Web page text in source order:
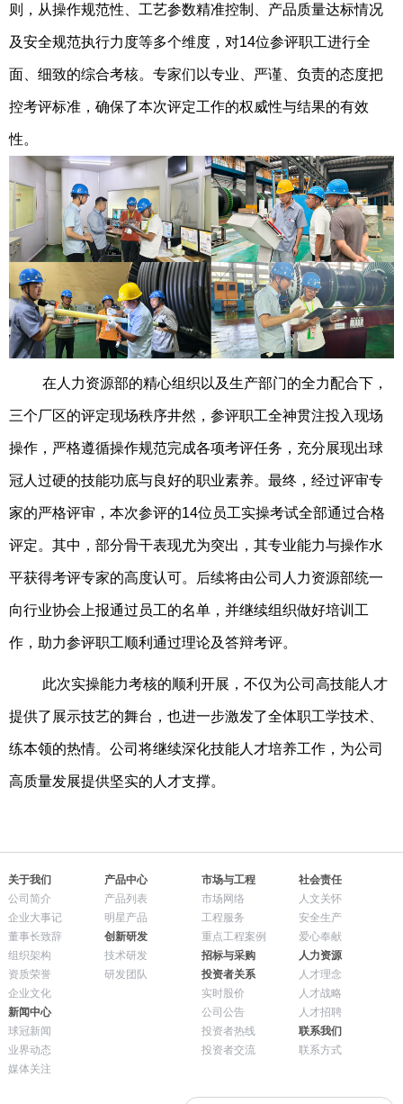
则，从操作规范性、工艺参数精准控制、产品质量达标情况
及安全规范执行力度等多个维度，对14位参评职工进行全
面、细致的综合考核。专家们以专业、严谨、负责的态度把
控考评标准，确保了本次评定工作的权威性与结果的有效
性。
在人力资源部的精心组织以及生产部门的全力配合下，
三个厂区的评定现场秩序井然，参评职工全神贯注投入现场
操作，严格遵循操作规范完成各项考评任务，充分展现出球
冠人过硬的技能功底与良好的职业素养。最终，经过评审专
家的严格评审，本次参评的14位员工实操考试全部通过合格
评定。其中，部分骨干表现尤为突出，其专业能力与操作水
平获得考评专家的高度认可。后续将由公司人力资源部统一
向行业协会上报通过员工的名单，并继续组织做好培训工
作，助力参评职工顺利通过理论及答辩考评。
此次实操能力考核的顺利开展，不仅为公司高技能人才
提供了展示技艺的舞台，也进一步激发了全体职工学技术、
练本领的热情。公司将继续深化技能人才培养工作，为公司
高质量发展提供坚实的人才支撑。
关于我们
公司简介
企业大事记
董事长致辞
组织架构
资质荣誉
企业文化
新闻中心
球冠新闻
业界动态
媒体关注
产品中心
产品列表
明星产品
创新研发
技术研发
研发团队
市场与工程
市场网络
工程服务
重点工程案例
招标与采购
投资者关系
实时股价
公司公告
投资者热线
投资者交流
社会责任
人文关怀
安全生产
爱心奉献
人力资源
人才理念
人才战略
人才招聘
联系我们
联系方式